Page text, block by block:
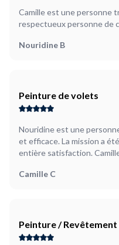
Camille est une personne
respectueux personne de
Nouridine B
Peinture de volets
Nouridine est une
et efficace. La mission a
entière satisfaction.
Camille C
Peinture /
Plages